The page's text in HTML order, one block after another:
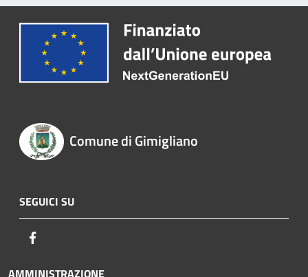
Comune di Gimigliano
SEGUICI SU
AMMINISTRAZIONE